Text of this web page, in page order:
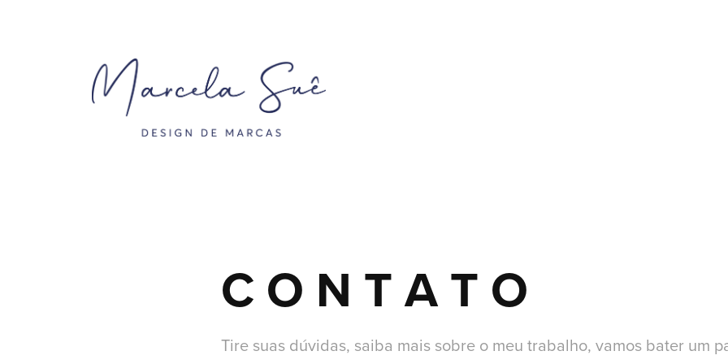
C O N T A T O
Tire suas dúvidas, saiba mais sobre o meu trabalho, vamos bater um